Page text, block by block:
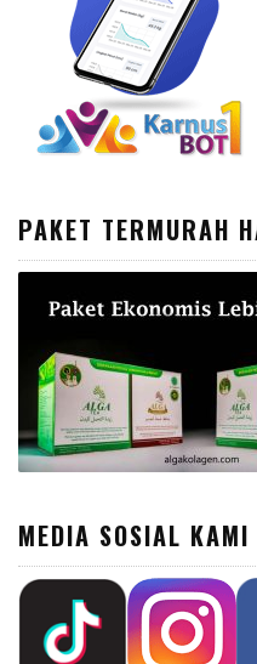
PAKET TERMURAH
MEDIA SOSIAL KAMI